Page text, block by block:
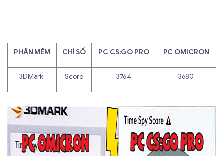
PHẦN MỀM CHỈ SỐ PC CS:GO PRO PC OMICRON
3DMark Score 3764 3680